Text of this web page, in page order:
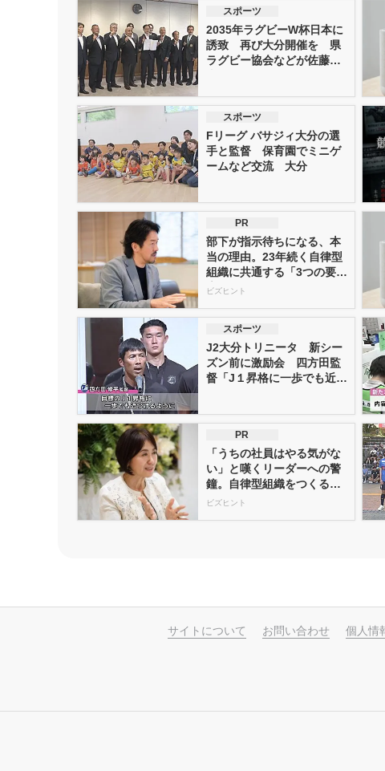
スポーツ
2035年ラグビーW杯日本に
誘致 再び大分開催を 県
ラグビー協会などが佐藤知
スポーツ
Fリーグ バサジィ大分の選
手と監督 保育園でミニゲ
ームなど交流 大分
PR
部下が指示待ちになる、本
当の理由。23年続く自律型
組織に共通する「3つの要
素」
ビズヒント
スポーツ
J2大分トリニータ 新シー
ズン前に激励会 四方田監
督「J１昇格に一歩でも近づ
PR
「うちの社員はやる気がな
い」と嘆くリーダーへの警
鐘。自律型組織をつくる前
に外せな...
ビズヒント
サイトについて お問い合わせ 個人情